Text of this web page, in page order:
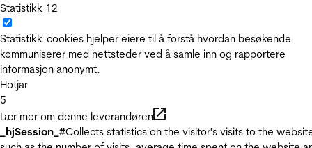
Statistikk 12
Statistikk-cookies hjelper eiere til å forstå hvordan besøkende
kommuniserer med nettsteder ved å samle inn og rapportere
informasjon anonymt.
Hotjar
5
Lær mer om denne leverandøren
_hjSession_#Collects statistics on the visitor's visits to the